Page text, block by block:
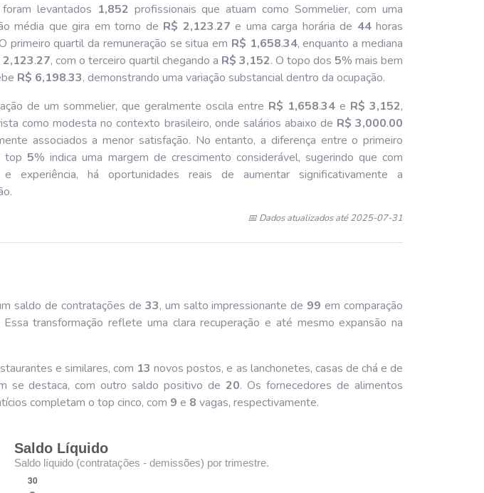
levantados 1,852 profissionais que atuam como Sommelier, com uma
média que gira em torno de R$ 2,123.27 e uma carga horária de 44horas
primeiro quartil da remuneração se situa em R$ 1,658.34, enquanto a mediana
2,123.27, com o terceiro quartil chegando a R$ 3,152. O topo dos 5% mais bem
R$ 6,198.33, demonstrando uma variação substancial dentro da ocupação.
de um sommelier, que geralmente oscila entre R$ 1,658.34 e R$ 3,152,
como modesta no contexto brasileiro, onde salários abaixo de R$ 3,000.00
associados a menor satisfação. No entanto, a diferença entre o primeiro
top 5% indica uma margem de crescimento considerável, sugerindo que com
e experiência, há oportunidades reais de aumentar significativamente a
📅 Dados atualizados até 2025-07-31
saldo de contratações de 33, um salto impressionante de 99 em comparação
Essa transformação reflete uma clara recuperação e até mesmo expansão na
e similares, com 13 novos postos, e as lanchonetes, casas de chá e de
se destaca, com outro saldo positivo de20. Os fornecedores de alimentos
completam o top cinco, com 9 e 8 vagas, respectivamente.
Saldo Líquido
Saldo líquido (contratações - demissões) por trimestre.